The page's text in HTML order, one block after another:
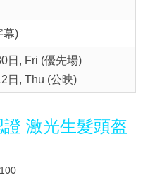
幕)
日, Fri (優先場)
日, Thu (公映)
激光生髮頭盔